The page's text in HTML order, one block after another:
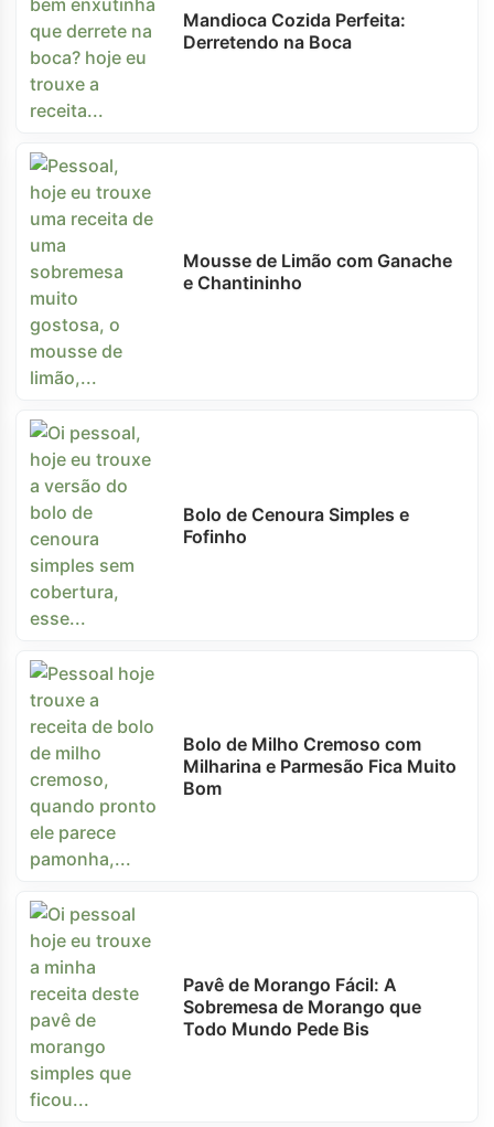
Mandioca Cozida Perfeita:
Derretendo na Boca
Mousse de Limão com Ganache
e Chantininho
Bolo de Cenoura Simples e
Fofinho
Bolo de Milho Cremoso com
Milharina e Parmesão Fica Muito
Bom
Pavê de Morango Fácil: A
Sobremesa de Morango que
Todo Mundo Pede Bis